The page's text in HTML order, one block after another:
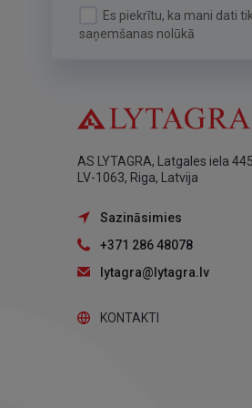
Es piekrītu, ka mani dati
saņemšanas nolūkā
AS LYTAGRA, Latgales iela
LV-1063, Riga, Latvija
Sazināsimies
+371 286 48078
lytagra@lytagra.lv
KONTAKTI